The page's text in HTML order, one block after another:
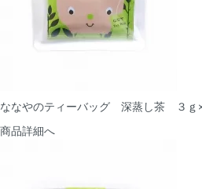
ななやのティーバッグ 深蒸し茶 ３ｇ
商品詳細へ